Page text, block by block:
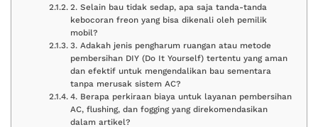
2. Selain bau tidak sedap, apa saja tanda-tanda
kebocoran freon yang bisa dikenali oleh pemilik
mobil?
3. Adakah jenis pengharum ruangan atau metode
pembersihan DIY (Do It Yourself) tertentu yang aman
dan efektif untuk mengendalikan bau sementara
tanpa merusak sistem AC?
4. Berapa perkiraan biaya untuk layanan pembersihan
AC, flushing, dan fogging yang direkomendasikan
dalam artikel?